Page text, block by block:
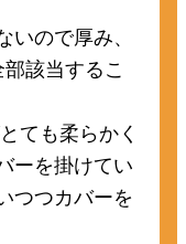
ので厚み、
該当するこ
ても柔らかく
ーを掛けてい
つつカバーを